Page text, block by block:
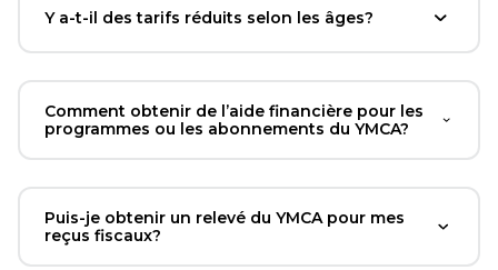
Y a-t-il des tarifs réduits selon les âges?
Comment obtenir de l’aide financière pour les
programmes ou les abonnements du YMCA?
Puis-je obtenir un relevé du YMCA pour mes
reçus fiscaux?